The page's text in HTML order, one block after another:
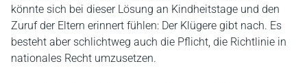
könnte sich bei dieser Lösung an Kindheitstage und den
Zuruf der Eltern erinnert fühlen: Der Klügere gibt nach. Es
besteht aber schlichtweg auch die Pflicht, die Richtlinie in
nationales Recht umzusetzen.